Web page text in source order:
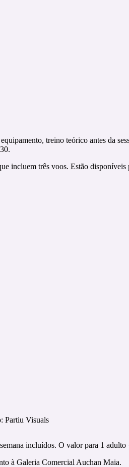
treino teórico antes da
incluem três voos. Estão
Partiu Visuals
incluídos. O valor para 1
à Galeria Comercial Auchan Maia.